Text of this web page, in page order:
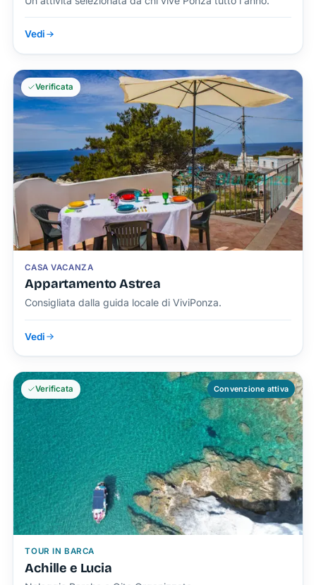
Vedi
CASA VACANZA
Appartamento Astrea
Consigliata dalla guida locale di ViviPonza.
Vedi
Verificata
TOUR IN BARCA
Achille e Lucia
Verificata Convenzione attiva